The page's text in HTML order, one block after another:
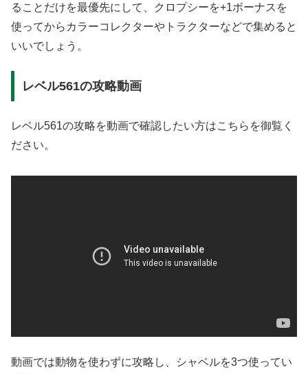
ることだけを最優先にして、クロプシーを+1ボーナスを
使ってからカラーコレクターやトラクターなどで集めると
いいでしょう。
レベル561の攻略動画
レベル561の攻略を動画で確認したい方はこちらを御覧く
ださい。
動画では動物を使わずに攻略し、シャベルを3つ使ってい